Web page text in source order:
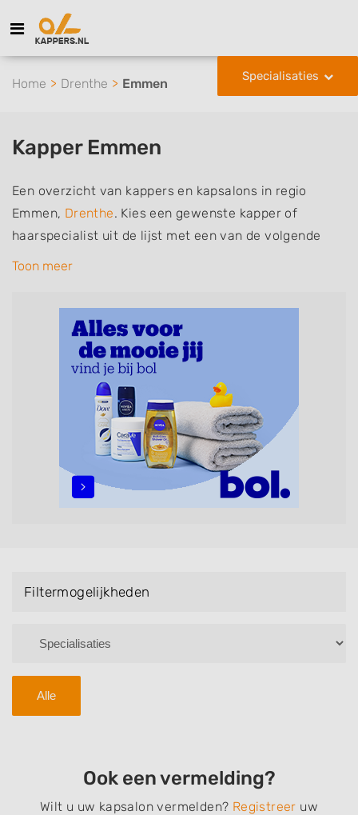
Specialisaties
Home Drenthe Emmen
Kapper Emmen
Een overzicht van kappers en kapsalons in regio
Emmen, Drenthe. Kies een gewenste kapper of
haarspecialist uit de lijst met een van de volgende
specialisaties of aantekeningen: mannen of
zonder afspraak terecht kunt. De vermelde kappers
kunnen uw haren wassen, knippen, föhnen en kleuren,
maar ook helpen met extensions, balyage, invlechten,
opsteken, weave, een keratinebehandeling, een
permanent, een bruidkapsel, make-up & visagie,
epileren, schoonheidsbehandelingen, het trimmen van
een baard en pruiken. U kunt de zoekresultaten
filteren met behulp van de specialisatie filter en u
Toon meer
Filtermogelijkheden
Alle
Ook een vermelding?
Wilt u uw kapsalon vermelden? Registreer uw